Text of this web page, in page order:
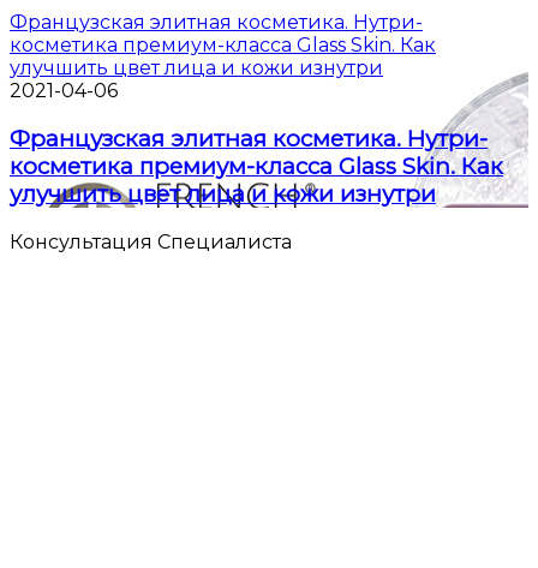
Французская элитная косметика. Нутри-
косметика премиум-класса Glass Skin. Как
улучшить цвет лица и кожи изнутри
2021-04-06
Французская элитная косметика. Нутри-
косметика премиум-класса Glass Skin. Как
улучшить цвет лица и кожи изнутри
Консультация Специалиста